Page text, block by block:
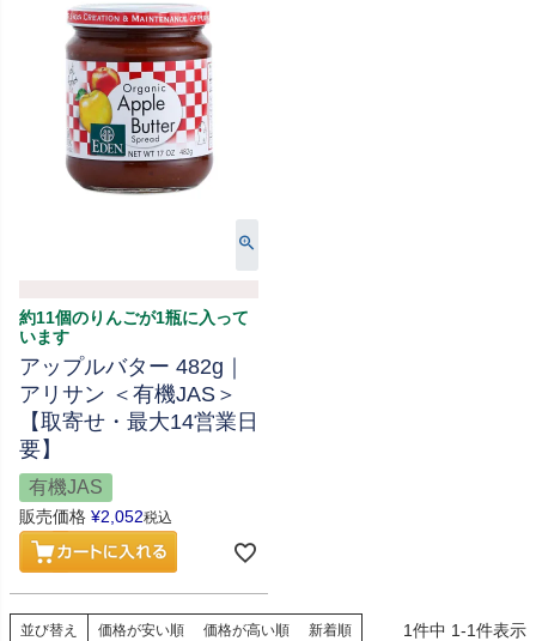
約11個のりんごが1瓶に入って
います
アップルバター 482g｜
アリサン ＜有機JAS＞
【取寄せ・最大14営業日
要】
有機JAS
販売価格 ¥2,052税込
並び替え 価格が安い順 価格が高い順 新着順 1件中 1-1件表示